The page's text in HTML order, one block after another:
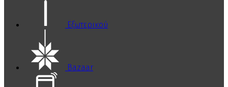
Εξωτερικού
Bazaar